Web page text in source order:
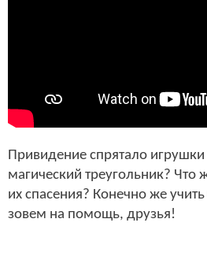
Привидение спрятало
магический треугольник?
их спасения? Конечно же
зовем на помощь, друзья!